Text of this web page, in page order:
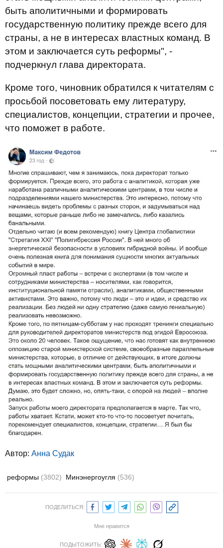
быть аполитичными и формировать
государственную политику прежде всего для
страны, а не в интересах властных команд. В
этом и заключается суть реформы", -
подчеркнул глава директората.
Кроме того, чиновник обратился к читателям с
просьбой посоветовать ему литературу,
специалистов, концепции, стратегии и прочее,
что поможет в работе.
Автор: Анна Судак
реформы (3802) Минэнергоугля (536)
ПОДЕЛИТЬСЯ:
Мне нравится
ПОДЫТОЖИТЬ: